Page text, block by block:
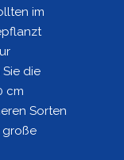
im
Sie die
cm
Sorten
große